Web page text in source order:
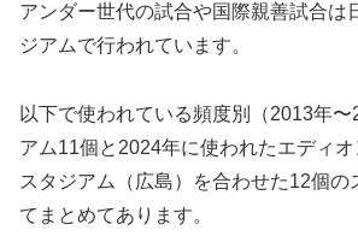
アンダー世代の試合や国際親善試合は
ジアムで行われています。
以下で使われている頻度別（2013年
アム11個と2024年に使われたエディ
スタジアム（広島）を合わせた12個の
てまとめてあります。